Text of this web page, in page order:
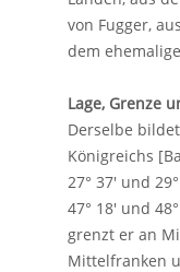
von Fugger,
dem
Lage, Grenze
Derselbe
Königreichs
27° 37' und
47° 18' und
grenzt er an
Mittelfranken